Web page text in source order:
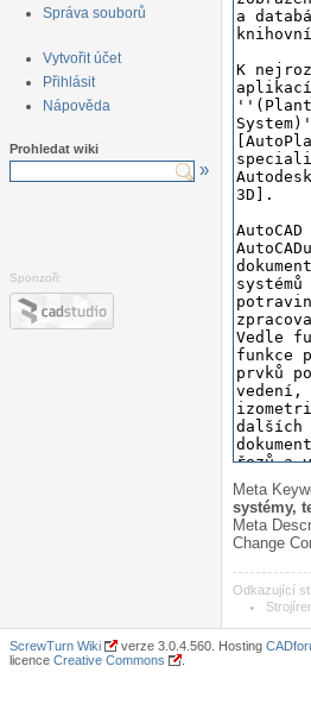
Správa souborů
Vytvořit účet
Přihlásit
Nápověda
Prohledat wiki
»
Sponzoři:
Meta
systémy,
Meta
Change
Odkazující
ScrewTurn Wiki verze 3.0.4.560. Hosting
licence Creative Commons